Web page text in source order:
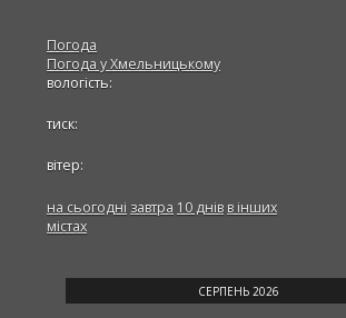
Погода
Погода уХмельницькому
вологість:
тиск:
вітер:
на сьогодні завтра 10 днів в інших
містах
СЕРПЕНЬ 2026